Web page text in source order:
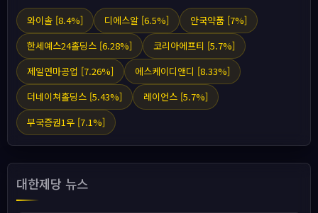
와이솔 [8.4%] 디에스알 [6.5%]
안국약품 [7%]
한세예스24홀딩스 [6.28%]
코리아에프티 [5.7%]
제일연마공업 [7.26%]
에스케이디앤디 [8.33%]
더네이쳐홀딩스 [5.43%]
레이언스 [5.7%]
부국증권1우 [7.1%]
대한제당 뉴스